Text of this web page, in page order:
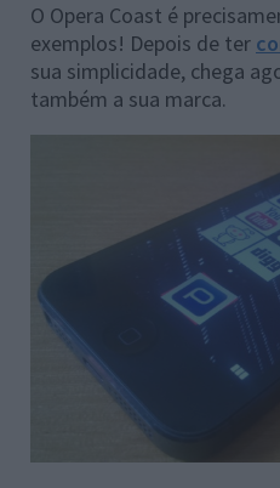
O Opera Coast é
exemplos! Depois de ter
sua simplicidade, chega
também a sua marca.